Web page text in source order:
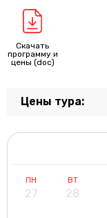
Скачать
программу и
цены (doc)
Цены тура:
ПН ВТ
27 28